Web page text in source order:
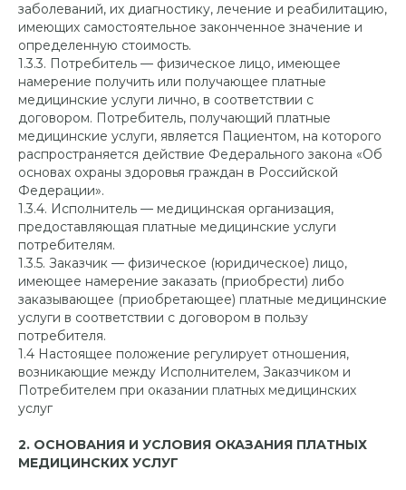
заболеваний, их диагностику, лечение и реабилитацию,
имеющих самостоятельное законченное значение и
определенную стоимость.
1.3.3. Потребитель — физическое лицо, имеющее
намерение получить или получающее платные
медицинские услуги лично, в соответствии с
договором. Потребитель, получающий платные
медицинские услуги, является Пациентом, на которого
распространяется действие Федерального закона «Об
основах охраны здоровья граждан в Российской
Федерации».
1.3.4. Исполнитель — медицинская организация,
предоставляющая платные медицинские услуги
потребителям.
1.3.5. Заказчик — физическое (юридическое) лицо,
имеющее намерение заказать (приобрести) либо
заказывающее (приобретающее) платные медицинские
услуги в соответствии с договором в пользу
потребителя.
1.4 Настоящее положение регулирует отношения,
возникающие между Исполнителем, Заказчиком и
Потребителем при оказании платных медицинских
услуг
2. ОСНОВАНИЯ И УСЛОВИЯ ОКАЗАНИЯ ПЛАТНЫХ
МЕДИЦИНСКИХ УСЛУГ